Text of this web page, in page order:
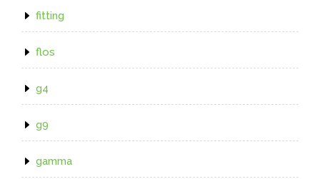
fitting
flos
g4
g9
gamma